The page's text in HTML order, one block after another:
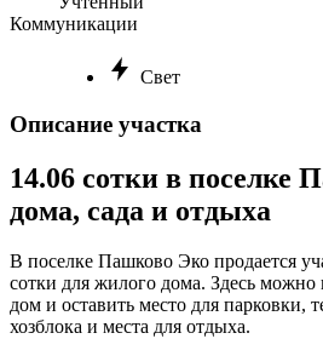
Коммуникации
Свет
Описание участка
14.06 сотки в поселке
дома, сада и отдыха
В поселке Пашково Эко продается
сотки для жилого дома. Здесь можно
дом и оставить место для парковки,
хозблока и места для отдыха.